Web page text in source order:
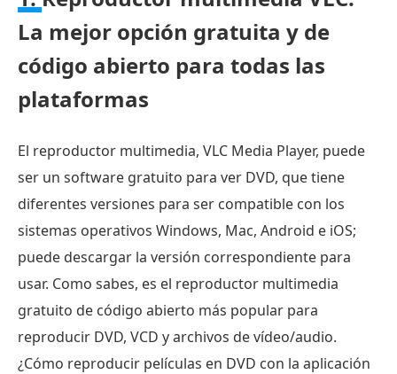
definitivo,
diseñado
a
medida
para
9.
MPC-
BE:
El
mejor
reproductor
ligero
y
rápido
La mejor opción gratuita y de
código abierto para todas las
plataformas
El reproductor multimedia, VLC Media Player, puede
ser un software gratuito para ver DVD, que tiene
diferentes versiones para ser compatible con los
sistemas operativos Windows, Mac, Android e iOS;
puede descargar la versión correspondiente para
usar. Como sabes, es el reproductor multimedia
gratuito de código abierto más popular para
reproducir DVD, VCD y archivos de vídeo/audio.
¿Cómo reproducir películas en DVD con la aplicación